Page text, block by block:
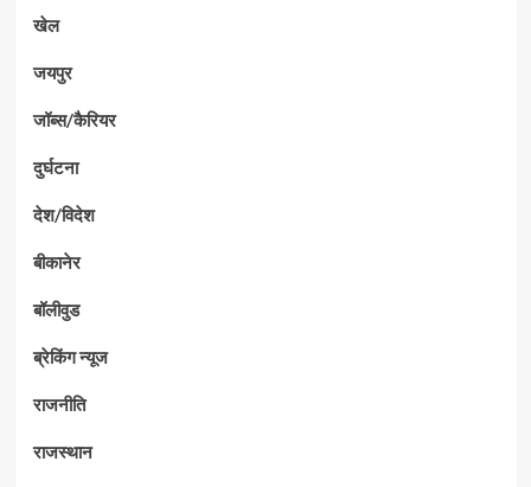
खेल
जयपुर
जॉब्स/कैरियर
दुर्घटना
देश/विदेश
बीकानेर
बॉलीवुड
ब्रेकिंग न्यूज
राजनीति
राजस्थान